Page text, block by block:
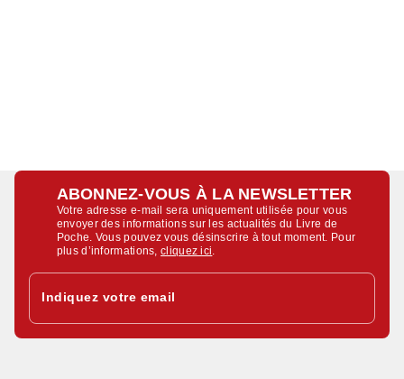
ABONNEZ-VOUS À LA NEWSLETTER
Votre adresse e-mail sera uniquement utilisée pour vous
envoyer des informations sur les actualités du Livre de
Poche. Vous pouvez vous désinscrire à tout moment. Pour
plus d’informations,cliquez ici
Indiquez votre email